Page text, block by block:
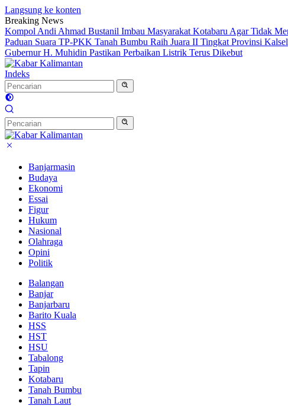
Langsung ke konten
Breaking News
Kompol Andi Ahmad Bustanil Imbau Masyarakat Kotabaru Agar Tidak
Paduan Suara TP-PKK Tanah Bumbu Raih Juara II Tingkat Provinsi Kalsel
Gubernur H. Muhidin Pastikan Perbaikan Listrik Terus Dikebut
Indeks
Banjarmasin
Budaya
Ekonomi
Essai
Figur
Hukum
Nasional
Olahraga
Opini
Politik
Balangan
Banjar
Banjarbaru
Barito Kuala
HSS
HST
HSU
Tabalong
Tapin
Kotabaru
Tanah Bumbu
Tanah Laut